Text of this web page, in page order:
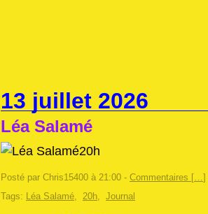
13 juillet 2026
Léa Salamé
20h
Posté par Chris15400 à 21:00 - Commentaires […]
Tags: Léa Salamé, 20h, Journal